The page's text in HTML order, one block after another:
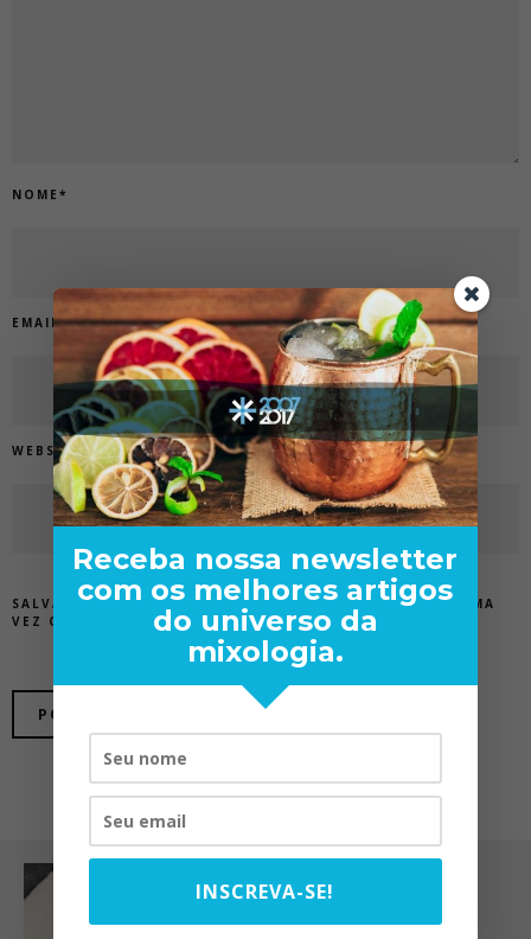
NOME *
EMAIL*
WEBSITE
SALVAR MEUS DADOS NESTE NAVEGADOR PARA A PRÓXIMA
VEZ QUE EU COMENTAR.
Receba nossa newsletter
com os melhores artigos
do universo da
mixologia.
INSCREVA-SE!